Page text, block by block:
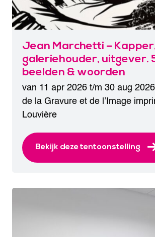
Jean Marchetti –
galeriehouder, uitgever.
beelden & woorden
van 11 apr 2026 t/m 30 aug
de la Gravure et de l’Image
Louvière
Bekijk deze tentoonstelling